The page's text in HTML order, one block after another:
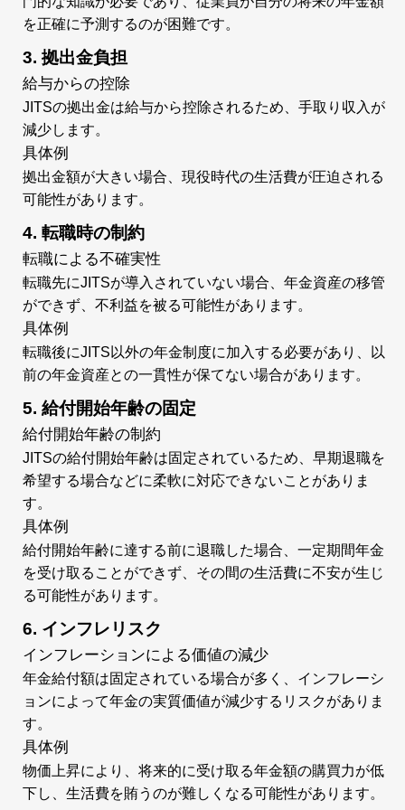
を正確に予測するのが困難です。
3. 拠出金負担
給与からの控除
JITSの拠出金は給与から控除されるため、手取り収入が
減少します。
具体例
拠出金額が大きい場合、現役時代の生活費が圧迫される
可能性があります。
4. 転職時の制約
転職による不確実性
転職先にJITSが導入されていない場合、年金資産の移管
ができず、不利益を被る可能性があります。
具体例
転職後にJITS以外の年金制度に加入する必要があり、以
前の年金資産との一貫性が保てない場合があります。
5. 給付開始年齢の固定
給付開始年齢の制約
JITSの給付開始年齢は固定されているため、早期退職を
希望する場合などに柔軟に対応できないことがありま
す。
具体例
給付開始年齢に達する前に退職した場合、一定期間年金
を受け取ることができず、その間の生活費に不安が生じ
る可能性があります。
6. インフレリスク
インフレーションによる価値の減少
年金給付額は固定されている場合が多く、インフレーシ
ョンによって年金の実質価値が減少するリスクがありま
す。
具体例
物価上昇により、将来的に受け取る年金額の購買力が低
下し、生活費を賄うのが難しくなる可能性があります。